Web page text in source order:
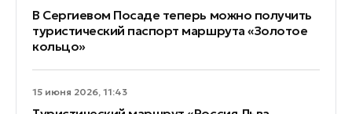
В Сергиевом Посаде теперь можно получить
туристический паспорт маршрута «Золотое
кольцо»
15 июня 2026, 11:43